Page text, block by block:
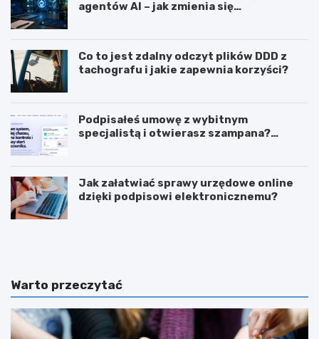
agentów AI – jak zmienia się
Co to jest zdalny odczyt plików DDD z
tachografu i jakie zapewnia korzyści?
Podpisałeś umowę z wybitnym
specjalistą i otwierasz szampana?
Jak załatwiać sprawy urzędowe online
dzięki podpisowi elektronicznemu?
J
g
ę
z
a
J
c
e
c
h
Warto przeczytać